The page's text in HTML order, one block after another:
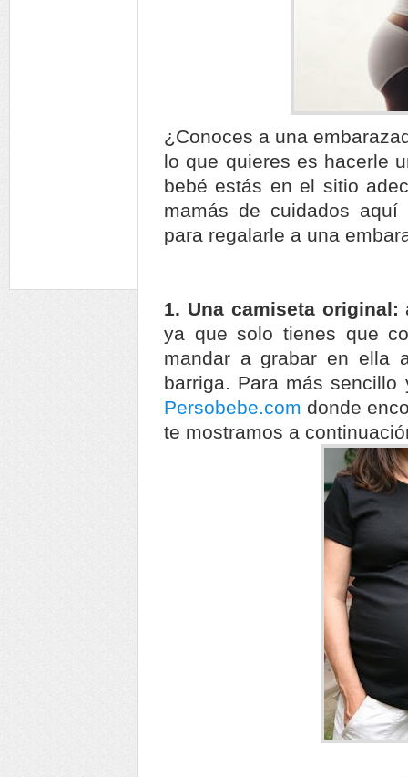
¿Conoces a una
lo que quieres es hacerle
bebé estás en el sitio
mamás de cuidados
para regalarle a una
1. Una camiseta original:
ya que solo tienes que
mandar a grabar en ella
barriga. Para más
Persobebe.com donde
te mostramos a